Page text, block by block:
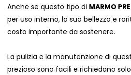
Anche se questo tipo di MARMO
per uso interno, la sua bellezza e
costo importante da sostenere.
La pulizia e la manutenzione di
prezioso sono facili e richiedono